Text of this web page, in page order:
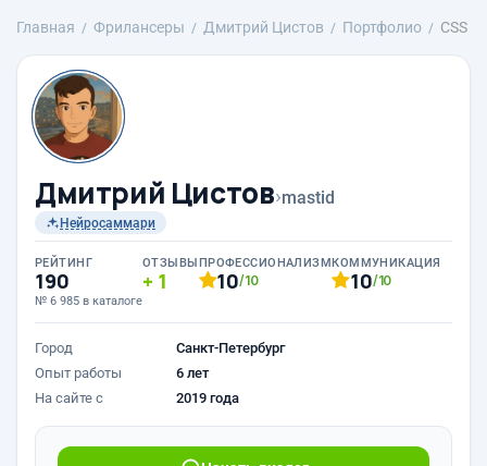
Главная Фрилансеры Дмитрий Цистов Портфолио CSS
Дмитрий Цистов›mastid
Нейросаммари
РЕЙТИНГ
190
№ 6 985 в каталоге
ОТЗЫВЫ
1
ПРОФЕССИОНАЛИЗМ
10/10
КОММУНИКАЦИЯ
10/10
Город
Санкт-Петербург
Опыт работы
6 лет
На сайте с
2019 года